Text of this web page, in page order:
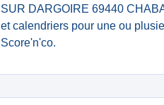
SUR DARGOIRE 69440
et calendriers pour une ou
Score'n'co.